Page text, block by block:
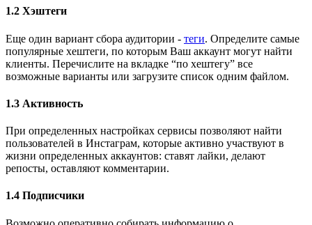
1.2 Хэштеги
Еще один вариант сбора аудитории - теги. Определите самые
популярные хештеги, по которым Ваш аккаунт могут найти
клиенты. Перечислите на вкладке “по хештегу” все
возможные варианты или загрузите список одним файлом.
1.3 Активность
При определенных настройках сервисы позволяют найти
пользователей в Инстаграм, которые активно участвуют в
жизни определенных аккаунтов: ставят лайки, делают
репосты, оставляют комментарии.
1.4 Подписчики